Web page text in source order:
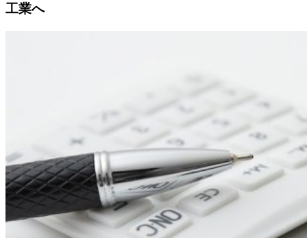
工業へ